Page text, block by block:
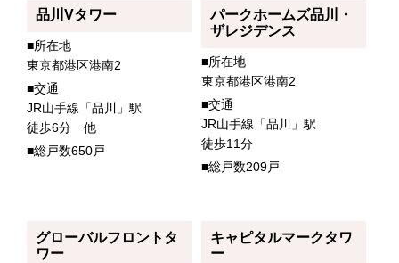
品川Vタワー
■所在地
東京都港区港南2
■交通
JR山手線「品川」駅
徒歩6分 他
■総戸数650戸
パークホームズ品川・
ザレジデンス
■所在地
東京都港区港南2
■交通
JR山手線「品川」駅
徒歩11分
■総戸数209戸
グローバルフロントタ
ワー
キャピタルマークタワ
ー